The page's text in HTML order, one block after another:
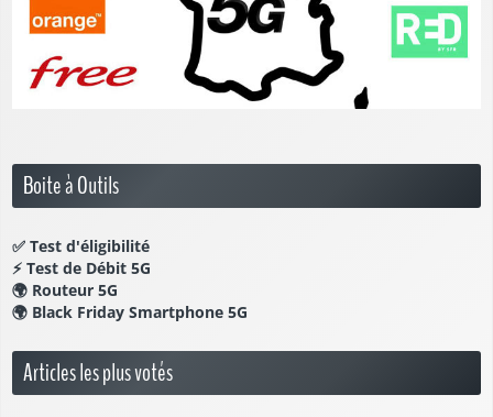
Boite à Outils
✅ Test d'éligibilité
⚡ Test de Débit 5G
🌍 Routeur 5G
🌍 Black Friday Smartphone 5G
Articles les plus votés